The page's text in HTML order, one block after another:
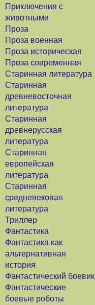
Приключения с
животными
Проза
Проза военная
Проза историческая
Проза современная
Старинная литература
Старинная
древневосточная
литература
Старинная
древнерусская
литература
Старинная
европейская
литература
Старинная
средневековая
литература
Триллер
Фантастика
Фантастика как
альтернативная
история
Фантастический боевик
Фантастические
боевые роботы